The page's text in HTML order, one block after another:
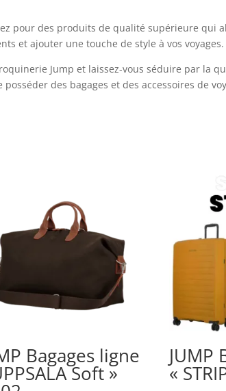
pour des produits de qualité supérieure qui
et ajouter une touche de style à vos voyages.
Jump et laissez-vous séduire par la
des bagages et des accessoires de
Bagages ligne
Soft »
JUMP
«